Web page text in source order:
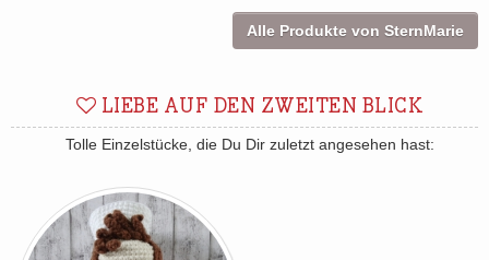
Alle Produkte von SternMarie
LIEBE AUF DEN ZWEITEN BLICK
Tolle Einzelstücke, die Du Dir zuletzt angesehen hast: